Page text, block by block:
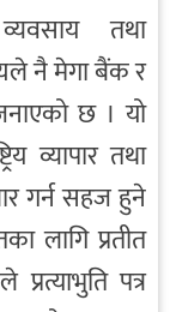
तथा
नै मेगा बैंक र
छ । यो
व्यापार तथा
गर्न सहज हुने
लागि प्रतीत
पत्र